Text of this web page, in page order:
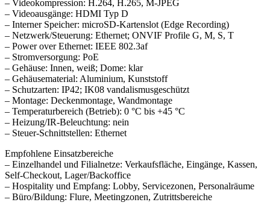
– Videokompression: H.264, H.265, M-JPEG
– Videoausgänge: HDMI Typ D
– Interner Speicher: microSD-Kartenslot (Edge Recording)
– Netzwerk/Steuerung: Ethernet; ONVIF Profile G, M, S, T
– Power over Ethernet: IEEE 802.3af
– Stromversorgung: PoE
– Gehäuse: Innen, weiß; Dome: klar
– Gehäusematerial: Aluminium, Kunststoff
– Schutzarten: IP42; IK08 vandalismusgeschützt
– Montage: Deckenmontage, Wandmontage
– Temperaturbereich (Betrieb): 0 °C bis +45 °C
– Heizung/IR-Beleuchtung: nein
– Steuer-Schnittstellen: Ethernet
Empfohlene Einsatzbereiche
– Einzelhandel und Filialnetze: Verkaufsfläche, Eingänge, Kassen,
Self-Checkout, Lager/Backoffice
– Hospitality und Empfang: Lobby, Servicezonen, Personalräume
– Büro/Bildung: Flure, Meetingzonen, Zutrittsbereiche